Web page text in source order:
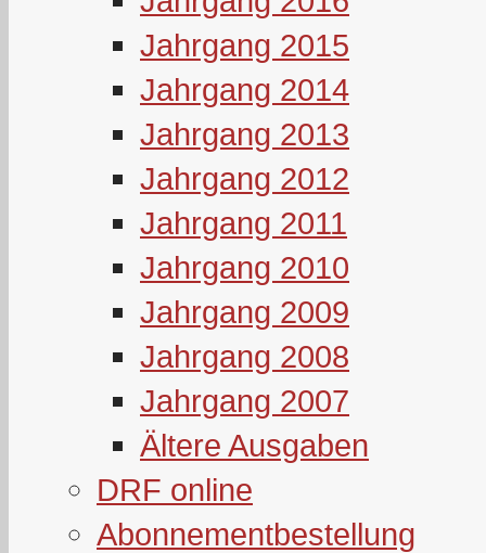
Jahrgang 2015
Jahrgang 2014
Jahrgang 2013
Jahrgang 2012
Jahrgang 2011
Jahrgang 2010
Jahrgang 2009
Jahrgang 2008
Jahrgang 2007
Ältere Ausgaben
DRF online
Abonnementbestellung